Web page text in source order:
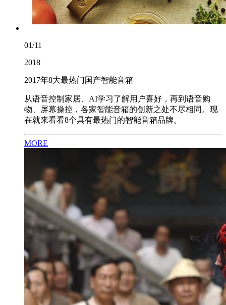
01/11
2018
2017年8大最热门国产智能音箱
从语音控制家居、AI学习了解用户喜好，再到语音购
物、屏幕操控，各家智能音箱的创新之处不尽相同。现
在就来看看8个具有最热门的智能音箱品牌。
MORE